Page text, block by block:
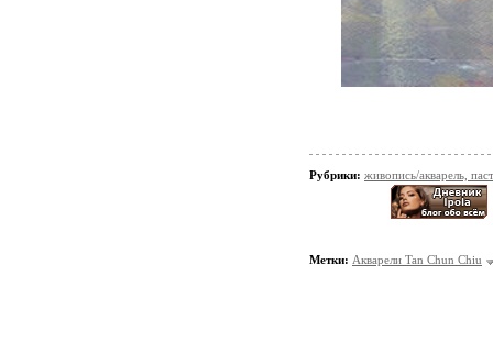
Рубрики: живопись/акварель,
Метки: Акварели Tan Chun Chiu